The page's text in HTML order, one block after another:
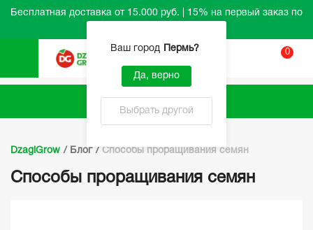
Бесплатная доставка от 15.000 руб. | 15% на первый заказ по
Ваш город Пермь?
Да, верно
Выбрать другой
0
DzagiGrow / Блог / Способы проращивания семян
Способы проращивания семян